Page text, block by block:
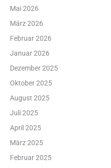
Mai 2026
März 2026
Februar 2026
Januar 2026
Dezember 2025
Oktober 2025
August 2025
Juli 2025
April 2025
März 2025
Februar 2025